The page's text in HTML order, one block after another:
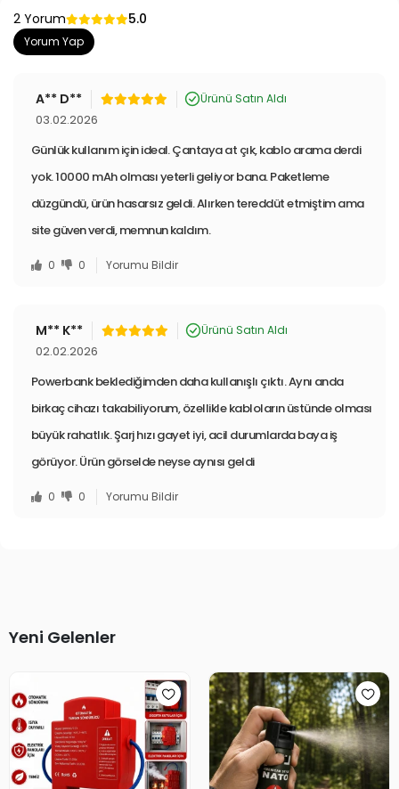
2 Yorum 5.0
Yorum Yap
A** D** Ürünü Satın Aldı
03.02.2026
Günlük kullanım için ideal. Çantaya at çık, kablo arama derdi
yok. 10000 mAh olması yeterli geliyor bana. Paketleme
düzgündü, ürün hasarsız geldi. Alırken tereddüt etmiştim ama
site güven verdi, memnun kaldım.
0 0 Yorumu Bildir
M** K** Ürünü Satın Aldı
02.02.2026
Powerbank beklediğimden daha kullanışlı çıktı. Aynı anda
birkaç cihazı takabiliyorum, özellikle kabloların üstünde olması
büyük rahatlık. Şarj hızı gayet iyi, acil durumlarda baya iş
görüyor. Ürün görselde neyse aynısı geldi
0 0 Yorumu Bildir
Yeni Gelenler